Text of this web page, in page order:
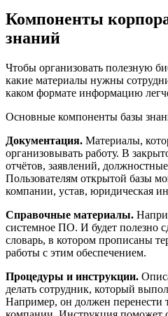
Компоненты
знаний
Чтобы организовать полезную
какие материалы нужны
каком формате информацию
Основные компоненты базы
Документация. Материалы,
организовывать работу. В
отчётов, заявлений,
Пользователям открытой базы
компании, устав, юридическая
Справочные материалы.
системное ПО. И будет полезно
словарь, в котором прописаны
работы с этим обеспечением.
Процедуры и инструкции.
делать сотрудник, который
Например, он должен перенести